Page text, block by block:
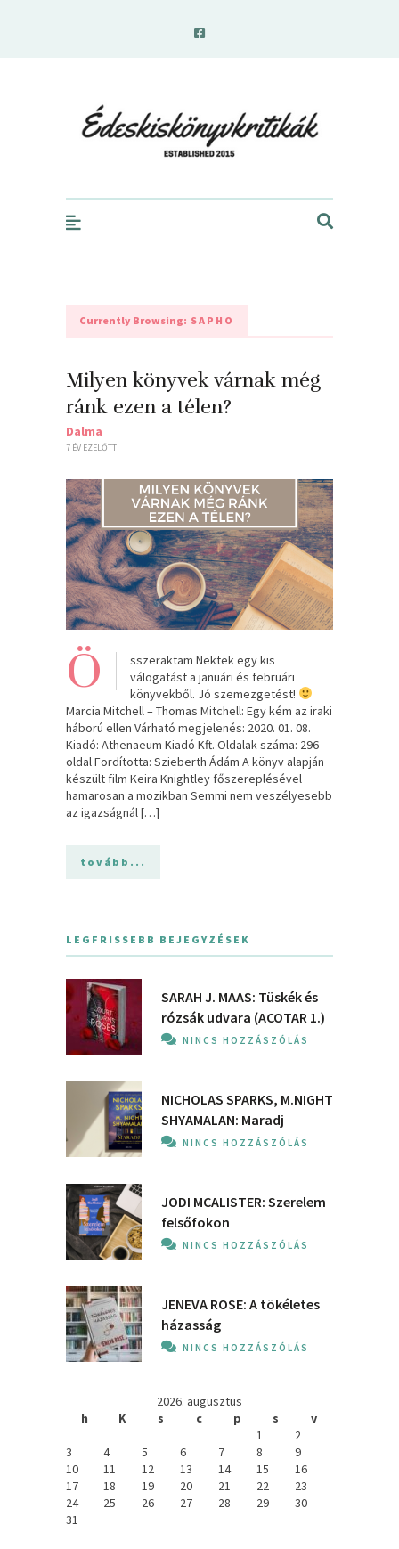
Currently Browsing: SAPHO
Milyen könyvek várnak még
ránk ezen a télen?
Dalma
7 ÉV EZELŐTT
Ö
sszeraktam Nektek egy kis
válogatást a januári és februári
könyvekből. Jó szemezgetést!
Marcia Mitchell – Thomas Mitchell: Egy kém az iraki
háború ellen Várható megjelenés: 2020. 01. 08.
Kiadó: Athenaeum Kiadó Kft. Oldalak száma: 296
oldal Fordította: Szieberth Ádám A könyv alapján
készült film Keira Knightley főszereplésével
hamarosan a mozikban Semmi nem veszélyesebb
az igazságnál […]
tovább...
LEGFRISSEBB BEJEGYZÉSEK
SARAH J. MAAS: Tüskék és
rózsák udvara (ACOTAR 1.)
NINCS HOZZÁSZÓLÁS
NICHOLAS SPARKS, M.NIGHT
SHYAMALAN: Maradj
NINCS HOZZÁSZÓLÁS
JODI MCALISTER: Szerelem
felsőfokon
NINCS HOZZÁSZÓLÁS
JENEVA ROSE: A ​tökéletes
házasság
NINCS HOZZÁSZÓLÁS
2026. augusztus
h
K s c p s
v
1
2
3
4 5 6 7 8
9
10
11 12 13 14 15
16
17
18 19 20 21 22
23
24
25 26 27 28 29
30
31